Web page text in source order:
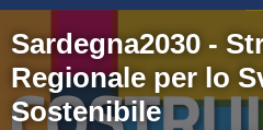
Sardegna2030 -
Regionale per lo
Sostenibile